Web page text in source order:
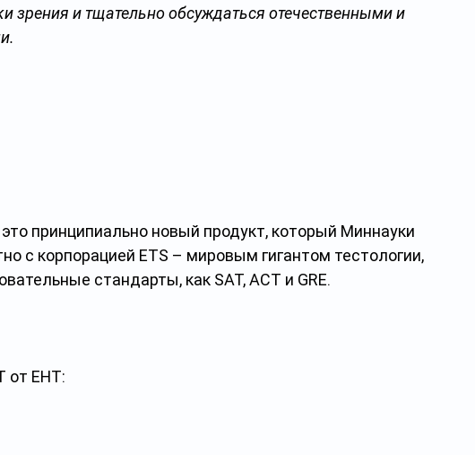
зрения и тщательно обсуждаться отечественными и
принципиально новый продукт, который Миннауки
с корпорацией ETS – мировым гигантом тестологии,
стандарты, как SAT, ACT и GRE.
от ЕНТ: